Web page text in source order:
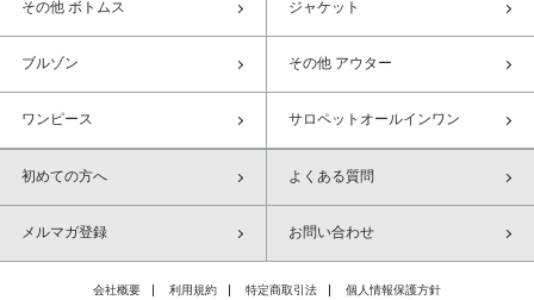
その他 ボトムス ジャケット
ブルゾン その他 アウター
ワンピース サロペットオールインワン
初めての方へ よくある質問
メルマガ登録 お問い合わせ
会社概要 利用規約 特定商取引法 個人情報保護方針